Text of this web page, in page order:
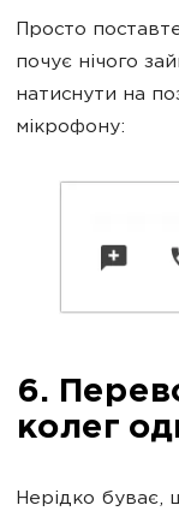
Просто
почує нічого
натиснути на
мікрофону:
6.
колег
Нерідко буває,